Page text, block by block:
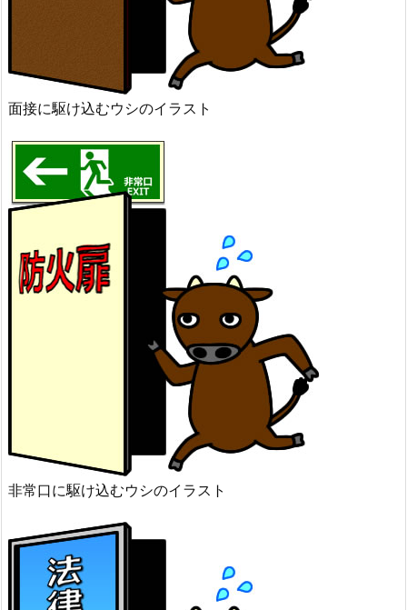
面接に駆け込むウシのイラスト
非常口に駆け込むウシのイラスト